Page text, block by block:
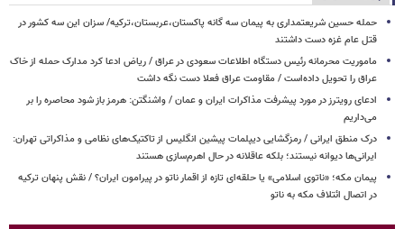
حمله حسین شریعتمداری به پیمان سه گانه پاکستان،عربستان،ترکیه/ سزان این سه کشور در
قتل عام غزه دست داشتند
ماموریت محرمانه رئیس دستگاه اطلاعات سعودی در عراق / ریاض ادعا کرد مدارک حمله از خاک
عراق را تحویل داده‌است / مقاومت عراق فعلا دست نگه داشت
ادعای رویترز در مورد پیشرفت مذاکرات ایران و عمان / واشنگتن: هرمز باز شود محاصره را بر
می‌داریم
درک منطق ایرانی / رمزگشایی دیپلمات پیشین انگلیس از تاکتیک‌های نظامی و مذاکراتی تهران:
ایرانی‌ها دیوانه نیستند؛ بلکه عاقلانه در حال اهرم‌سازی هستند
پیمان مکه؛ «ناتوی اسلامی» یا حلقه‌ای تازه از اقمار ناتو در پیرامون ایران؟ / نقش پنهان ترکیه
در اتصال ائتلاف مکه به ناتو